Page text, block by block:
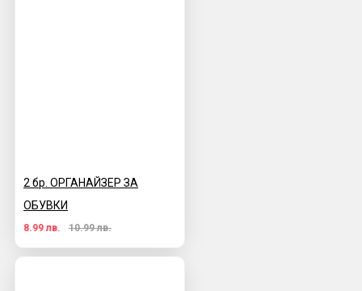
2 бр. ОРГАНАЙЗЕР ЗА
ОБУВКИ
8.99 лв. 10.99 лв.